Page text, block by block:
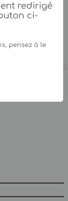
redirigé
ci-
pensez à le